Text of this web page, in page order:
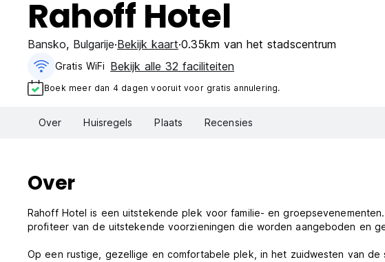
Rahoff Hotel
Bansko, Bulgarije Bekijk kaart 0.35km van het stadscentrum
Gratis WiFi Bekijk alle 32 faciliteiten
Boek meer dan 4 dagen vooruit voor gratis annulering.
Over Huisregels Plaats Recensies
Over
Rahoff Hotel is een uitstekende plek voor familie- en
profiteer van de uitstekende voorzieningen die worden aangeboden en
Op een rustige, gezellige en comfortabele plek, in het zuidwesten van